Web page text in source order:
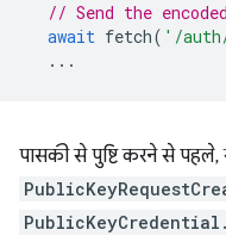
// Send the
await fetch( '/
...
पासकी से पुष्टि करने से पहले,